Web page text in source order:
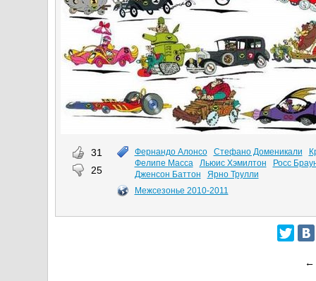
31
25
Фернандо Алонсо Стефано Доменикали
Фелипе Масса
Льюис Хэмилтон
Росс
Дженсон Баттон
Ярно Трулли
Межсезонье 2010-2011